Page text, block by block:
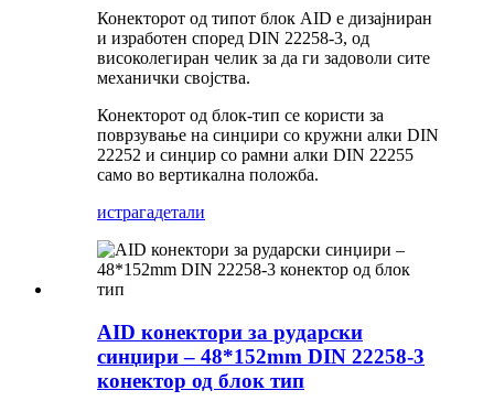
Конекторот од типот блок AID е дизајниран
и изработен според DIN 22258-3, од
високолегиран челик за да ги задоволи сите
механички својства.
Конекторот од блок-тип се користи за
поврзување на синџири со кружни алки DIN
22252 и синџир со рамни алки DIN 22255
само во вертикална положба.
истрагадетали
AID конектори за рударски
синџири – 48*152mm DIN 22258-3
конектор од блок тип